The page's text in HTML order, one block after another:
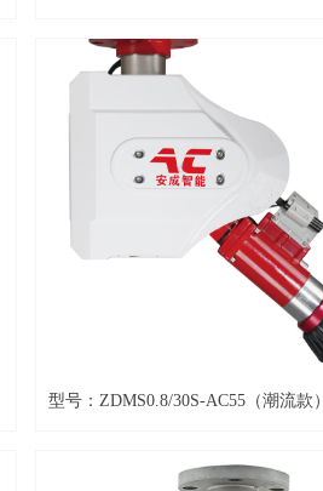
型号：ZDMS0.8/30S-AC55（潮流款）